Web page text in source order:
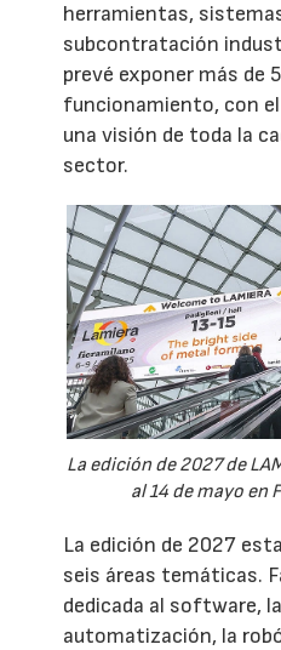
herramientas,
subcontratación
prevé exponer más de
funcionamiento, con
una visión de toda la
sector.
La edición de 2027 de
al 14 de mayo en
La edición de 2027
seis áreas temáticas.
dedicada al software,
automatización, la